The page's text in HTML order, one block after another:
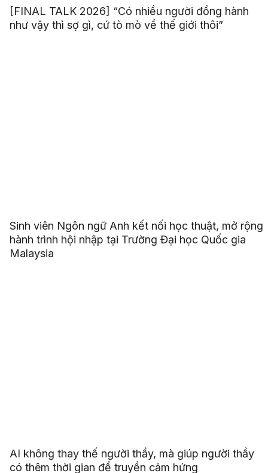
[FINAL TALK 2026] “Có nhiều người đồng hành
như vậy thì sợ gì, cứ tò mò về thế giới thôi”
Sinh viên Ngôn ngữ Anh kết nối học thuật, mở rộng
hành trình hội nhập tại Trường Đại học Quốc gia
Malaysia
AI không thay thế người thầy, mà giúp người thầy
có thêm thời gian để truyền cảm hứng